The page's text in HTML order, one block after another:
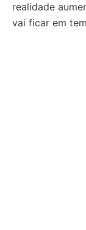
realidade
vai ficar em